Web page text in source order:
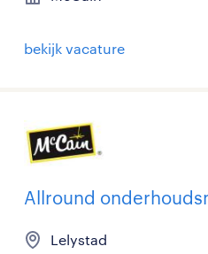
bekijk vacature
Allround
Lelystad